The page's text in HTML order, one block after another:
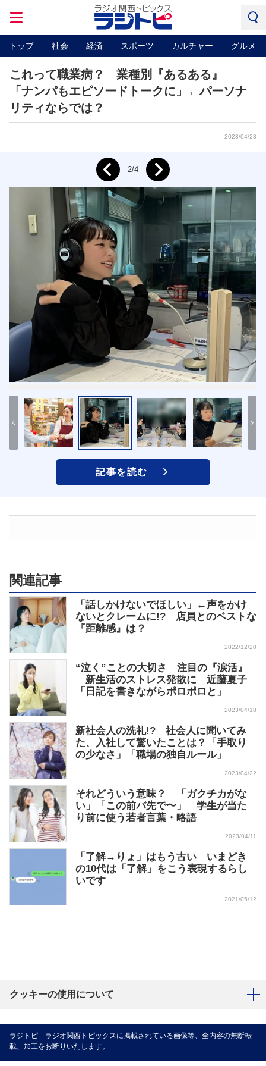
トップ 社会 経済 スポーツ カルチャー グルメ
これって職業病？ 業種別『あるある』
「ナンパもエピソードトークに」←パーソナ
リティならでは？
2023/04/28
Prev 2/4 Next
記事を読む
関連記事
「話しかけないでほしい」←声をかけ
ないとクレームに!? 店員とのベストな
『距離感』は？
2022/12/20
“泣く”ことの大切さ 注目の『涙活』
新生活のストレス発散に 近藤夏子
「日記を書きながらポロポロと」
2023/04/18
新社会人の洗礼!? 社会人に聞いてみ
た、入社して驚いたことは？「手取り
の少なさ」「職場の独自ルール」
2023/04/22
それどういう意味？ 「ガクチカがな
い」「この前バ先で〜」 学生が当た
り前に使う若者言葉・略語
2023/04/11
「了解→りょ」はもう古い いまどき
の10代は「了解」をこう表現するらし
いです
2021/05/12
クッキーの使用について
ラジトピ ラジオ関西トピックスに掲載されている画像等、全内容の無断転
載、加工をお断りいたします。